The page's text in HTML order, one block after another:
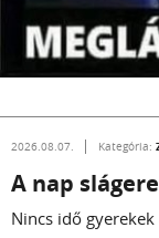
2026.08.07. Kategória:
A nap slágere
Nincs idő